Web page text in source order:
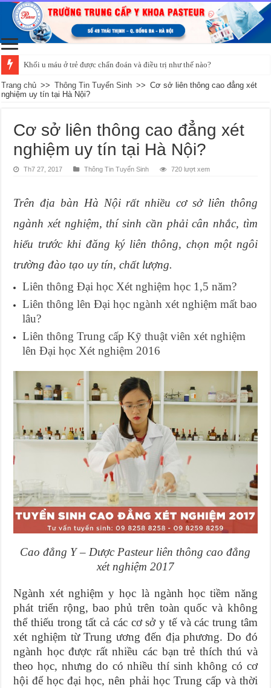
Khối u máu ở trẻ được chẩn đoán và điều trị như thế nào?
Trang chủ >> Thông Tin Tuyển Sinh >> Cơ sở liên thông cao đẳng xét
nghiệm uy tín tại Hà Nội?
Cơ sở liên thông cao đẳng xét
nghiệm uy tín tại Hà Nội?
Th7 27, 2017 Thông Tin Tuyển Sinh 720 lượt xem
Trên địa bàn Hà Nội rất nhiều cơ sở liên thông
ngành xét nghiệm, thí sinh cần phải cân nhắc, tìm
hiểu trước khi đăng ký liên thông, chọn một ngôi
trường đào tạo uy tín, chất lượng.
Liên thông Đại học Xét nghiệm học 1,5 năm?
Liên thông lên Đại học ngành xét nghiệm mất bao
lâu?
Liên thông Trung cấp Kỹ thuật viên xét nghiệm
lên Đại học Xét nghiệm 2016
Cao đẳng Y – Dược Pasteur liên thông cao đẳng
xét nghiệm 2017
Ngành xét nghiệm y học là ngành học tiềm năng
phát triển rộng, bao phủ trên toàn quốc và không
thể thiếu trong tất cả các cơ sở y tế và các trung tâm
xét nghiệm từ Trung ương đến địa phương. Do đó
ngành học được rất nhiều các bạn trẻ thích thú và
theo học, nhưng do có nhiều thí sinh không có cơ
hội để học đại học, nên phải học Trung cấp và thời